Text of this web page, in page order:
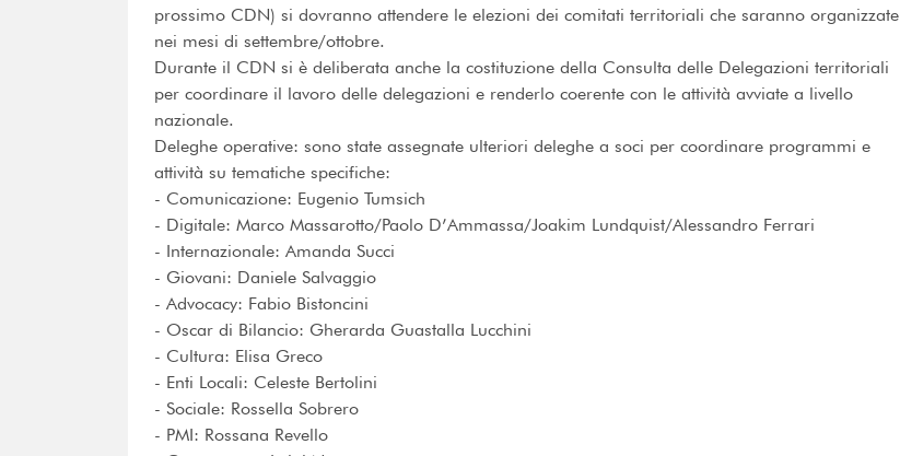
prossimo CDN) si dovranno attendere le elezioni dei comitati territoriali che saranno organizzate
nei mesi di settembre/ottobre.
Durante il CDN si è deliberata anche la costituzione della Consulta delle Delegazioni territoriali
per coordinare il lavoro delle delegazioni e renderlo coerente con le attività avviate a livello
nazionale.
Deleghe operative: sono state assegnate ulteriori deleghe a soci per coordinare programmi e
attività su tematiche specifiche:
- Comunicazione: Eugenio Tumsich
- Digitale: Marco Massarotto/Paolo D’Ammassa/Joakim Lundquist/Alessandro Ferrari
- Internazionale: Amanda Succi
- Giovani: Daniele Salvaggio
- Advocacy: Fabio Bistoncini
- Oscar di Bilancio: Gherarda Guastalla Lucchini
- Cultura: Elisa Greco
- Enti Locali: Celeste Bertolini
- Sociale: Rossella Sobrero
- PMI: Rossana Revello